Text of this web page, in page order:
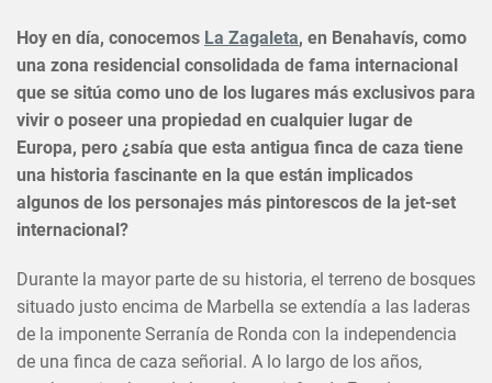
Hoy en día, conocemos La Zagaleta, en Benahavís, como
una zona residencial consolidada de fama internacional
que se sitúa como uno de los lugares más exclusivos para
vivir o poseer una propiedad en cualquier lugar de
Europa, pero ¿sabía que esta antigua finca de caza tiene
una historia fascinante en la que están implicados
algunos de los personajes más pintorescos de la jet-set
internacional?
Durante la mayor parte de su historia, el terreno de bosques
situado justo encima de Marbella se extendía a las laderas
de la imponente Serranía de Ronda con la independencia
de una finca de caza señorial. A lo largo de los años,